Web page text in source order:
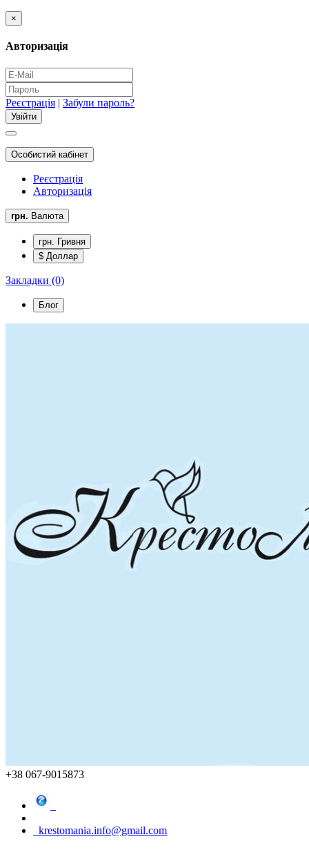
×
Авторизація
Реєстрація | Забули пароль?
Особистий кабінет
Реєстрація
Авторизація
грн. Валюта
грн. Гривня
$ Доллар
Закладки (0)
Блог
+38 067-9015873
krestomania.info@gmail.com